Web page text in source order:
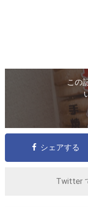
この
シェアする
Twitter